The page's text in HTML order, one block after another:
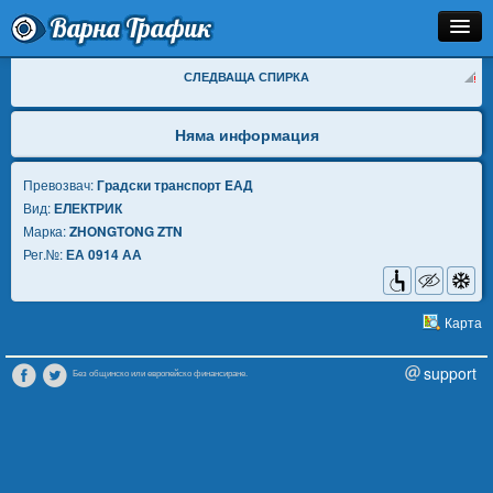
Варна Трафик
Разписание
Как Да Стигна?
Инфо
СЛЕДВАЩА СПИРКА
Няма информация
Превозвач:Градски транспорт EАД
Вид:ЕЛЕКТРИК
Марка:ZHONGTONG ZTN
Рег.№:ЕА 0914 АА
Карта
Без общинско или европейско финансиране. support